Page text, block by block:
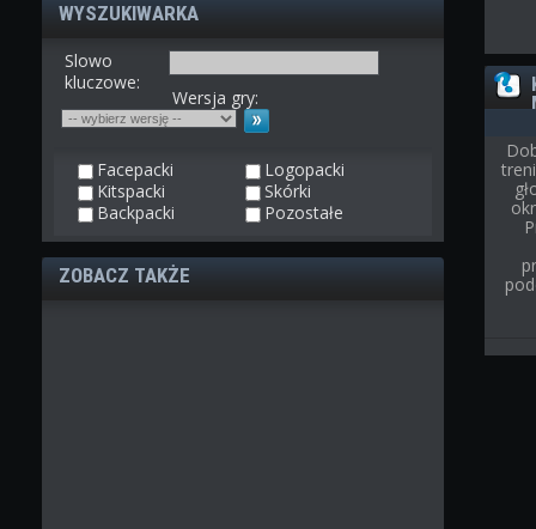
WYSZUKIWARKA
Slowo
kluczowe:
Wersja gry:
Facepacki
Logopacki
Kitspacki
Skórki
Backpacki
Pozostałe
ZOBACZ TAKŻE